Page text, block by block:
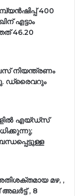
400
എട്ടാം
46.20
നിയന്ത്രണം
ഡ്രൈവറും
എയ്ഡ്സ്
മഴ, ,
, 8